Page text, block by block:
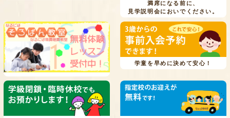
満席になる前に、
見学説明会においでください。
学童を早めに決めて安心！